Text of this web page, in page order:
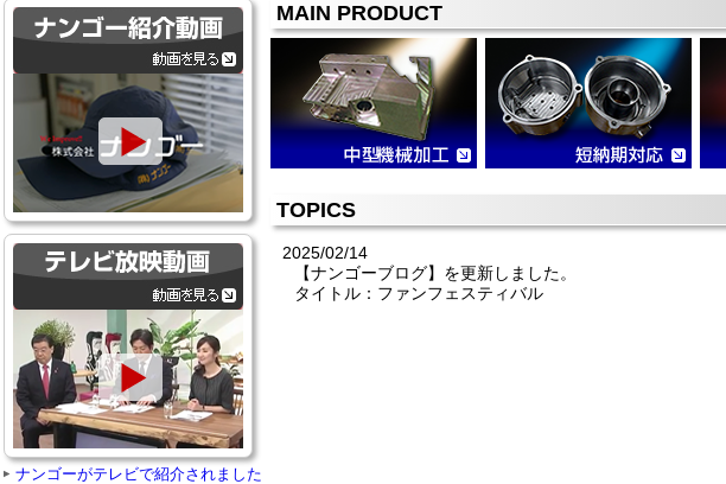
MAIN PRODUCT
TOPICS
2025/02/14
【ナンゴーブログ】を更新しました。
タイトル：ファンフェスティバル
ナンゴーがテレビで紹介されました